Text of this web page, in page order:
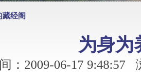
藏经阁
为身为
：2009-06-17